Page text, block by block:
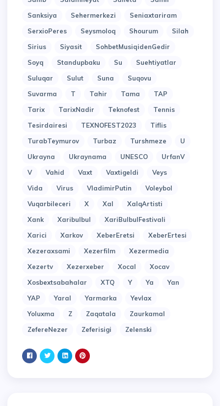
Sanksiya
Sehermerkezi
Seniaxtariram
SerxioPeres
Seysmoloq Shourum
Silah
Sirius
Siyasit
SohbetMusiqidenGedir
Soyq
Standupbaku Su
Suehtiyatlar
Suluqar
Sulut Suna
Suqovu
Suvarma
T Tahir Tama
TAP
Tarix
TarixNadir Teknofest
Tennis
Tesirdairesi
TEXNOFEST2023
Tiflis
TurabTeymurov
Turbaz Turshmeze
U
Ukrayna
Ukraynama UNESCO
UrfanV
V
Vahid Vaxt Vaxtigeldi
Veys
Vida
Virus VladimirPutin
Voleybol
Vuqarbileceri
X Xal
XalqArtisti
Xank
Xaribulbul
XariBulbulFestivali
Xarici
Xarkov XeberEretsi
XeberErtesi
Xezeraxsami
Xezerfilm
Xezermedia
Xezertv
Xezerxeber Xocal
Xocav
Xosbextsabahalar
XTQ Y Ya
Yan
YAP
Yaral Yarmarka
Yevlax
Yoluxma
Z Zaqatala
Zaurkamal
ZefereNezer
Zeferisigi Zelenski